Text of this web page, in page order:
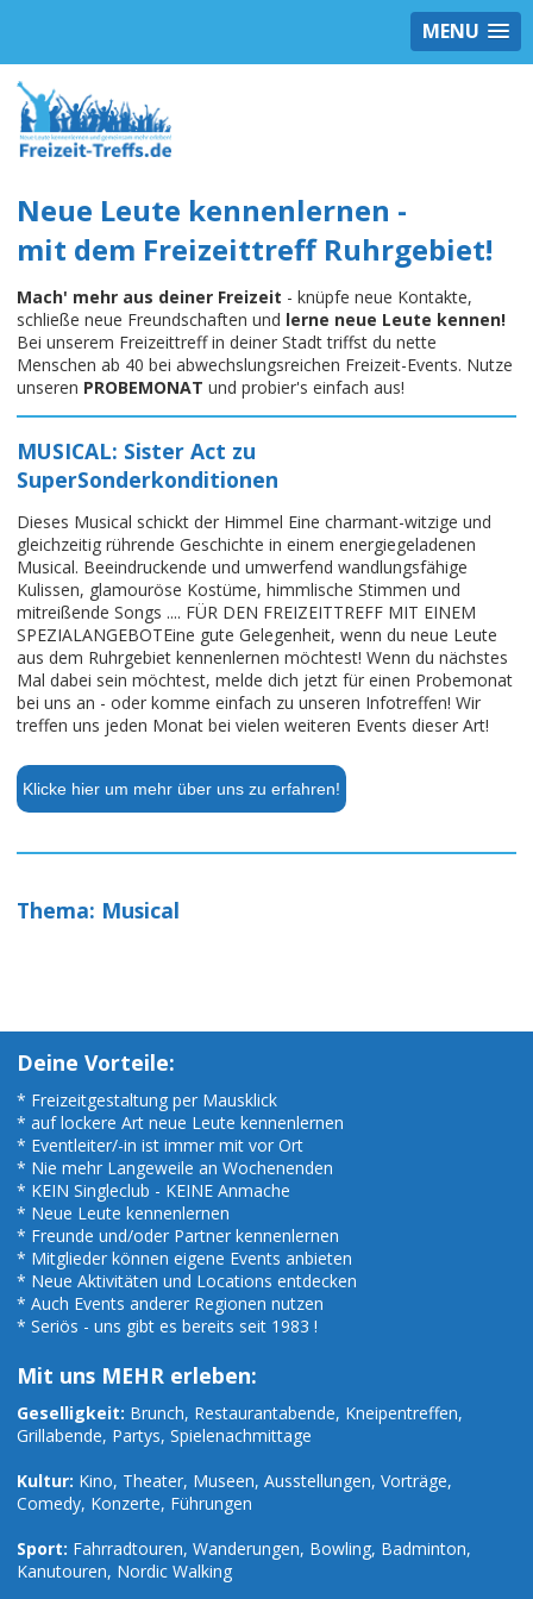
MENU
Neue Leute kennenlernen -
mit dem Freizeittreff Ruhrgebiet!
Mach' mehr aus deiner Freizeit - knüpfe neue Kontakte,
schließe neue Freundschaften und lerne neue Leute kennen!
Bei unserem Freizeittreff in deiner Stadt triffst du nette
Menschen ab 40 bei abwechslungsreichen Freizeit-Events. Nutze
unseren PROBEMONAT und probier's einfach aus!
MUSICAL: Sister Act zu
SuperSonderkonditionen
Dieses Musical schickt der Himmel Eine charmant-witzige und
gleichzeitig rührende Geschichte in einem energiegeladenen
Musical. Beeindruckende und umwerfend wandlungsfähige
Kulissen, glamouröse Kostüme, himmlische Stimmen und
mitreißende Songs .... FÜR DEN FREIZEITTREFF MIT EINEM
SPEZIALANGEBOTEine gute Gelegenheit, wenn du neue Leute
aus dem Ruhrgebiet kennenlernen möchtest! Wenn du nächstes
Mal dabei sein möchtest, melde dich jetzt für einen Probemonat
bei uns an - oder komme einfach zu unseren Infotreffen! Wir
treffen uns jeden Monat bei vielen weiteren Events dieser Art!
Klicke hier um mehr über uns zu erfahren!
Thema: Musical
Deine Vorteile:
* Freizeitgestaltung per Mausklick
* auf lockere Art neue Leute kennenlernen
* Eventleiter/-in ist immer mit vor Ort
* Nie mehr Langeweile an Wochenenden
* KEIN Singleclub - KEINE Anmache
* Neue Leute kennenlernen
* Freunde und/oder Partner kennenlernen
* Mitglieder können eigene Events anbieten
* Neue Aktivitäten und Locations entdecken
* Auch Events anderer Regionen nutzen
* Seriös - uns gibt es bereits seit 1983 !
Mit uns MEHR erleben:
Geselligkeit: Brunch, Restaurantabende, Kneipentreffen,
Grillabende, Partys, Spielenachmittage
Kultur: Kino, Theater, Museen, Ausstellungen, Vorträge,
Comedy, Konzerte, Führungen
Sport: Fahrradtouren, Wanderungen, Bowling, Badminton,
Kanutouren, Nordic Walking